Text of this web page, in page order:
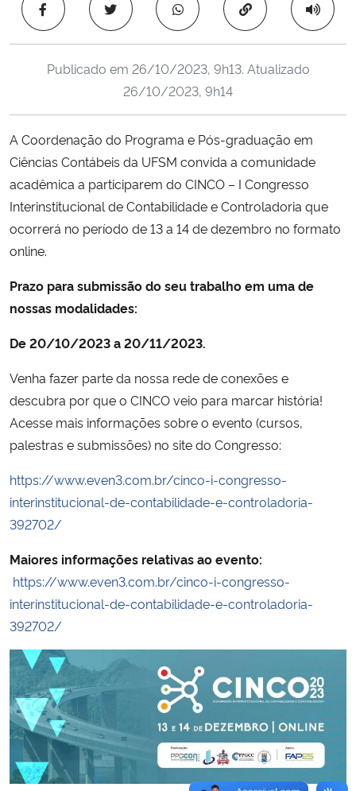
Ministério da Cidadania
Ministério de Minas e Energia
Ministério da Ciência, Tecnologia, Inovações e Comunicações
Ministério do Meio Ambiente
Ministério do Turismo
Controladoria-Geral da União
Ministério da Mulher, da Família e dos Direitos Humanos
Gabinete de Segurança Institucional
Advocacia-Geral da União
Banco Central do Brasil
Planalto
Copiar para área
Publicado em 26/10/2023, 9h13. Atualizado
26/10/2023, 9h14
A Coordenação do Programa e Pós-graduação em
Ciências Contábeis da UFSM convida a comunidade
acadêmica a participarem do CINCO – I Congresso
Interinstitucional de Contabilidade e Controladoria que
ocorrerá no período de 13 a 14 de dezembro no formato
online.
Prazo para submissão do seu trabalho em uma de
nossas modalidades:
De 20/10/2023 a 20/11/2023.
Venha fazer parte da nossa rede de conexões e
descubra por que o CINCO veio para marcar história!
Acesse mais informações sobre o evento (cursos,
palestras e submissões) no site do Congresso:
https://www.even3.com.br/cinco-i-congresso-
interinstitucional-de-contabilidade-e-controladoria-
392702/
Maiores informações relativas ao evento:
https://www.even3.com.br/cinco-i-congresso-
interinstitucional-de-contabilidade-e-controladoria-
392702/